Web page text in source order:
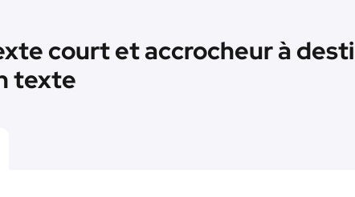
court et accrocheur à
texte